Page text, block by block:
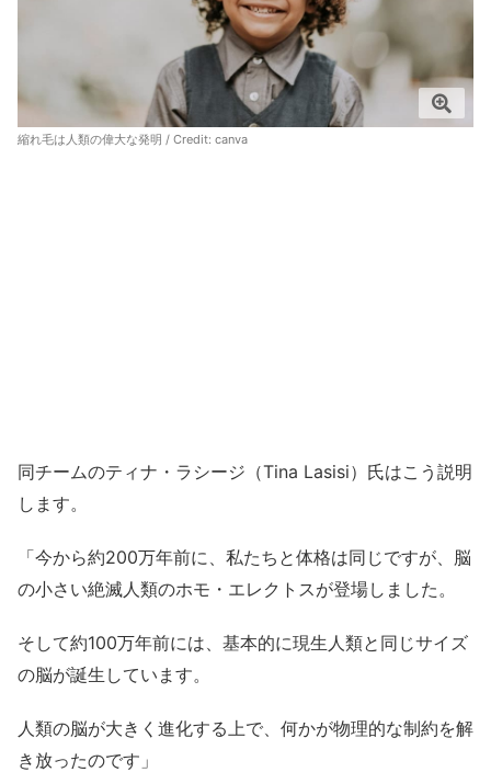
縮れ毛は人類の偉大な発明 / Credit: canva
同チームのティナ・ラシージ（Tina Lasisi）氏はこう説明
します。
「今から約200万年前に、私たちと体格は同じですが、脳
の小さい絶滅人類のホモ・エレクトスが登場しました。
そして約100万年前には、基本的に現生人類と同じサイズ
の脳が誕生しています。
人類の脳が大きく進化する上で、何かが物理的な制約を解
き放ったのです」